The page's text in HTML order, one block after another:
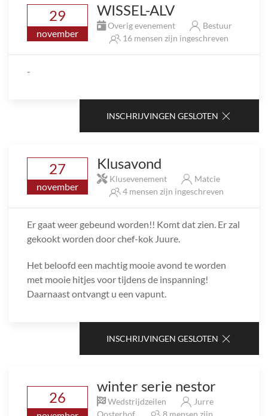
29
november
WISSEL-ALV
Overig evenement
Bestuur
16 mensen zijn ingeschreven
-
INSCHRIJVINGEN GESLOTEN
27
november
Klusavond
Klusevenement
Matcie
4 mensen zijn ingeschreven
Er gaat weer gebeund worden!! Komt dat zien. Er zal
gekookt worden door chef-kok Juure.
Het beloofd een machtig mooie avond te worden
met mooie hitjes voor tijdens de inspanning!
Daarnaast ontvangt u een vapunt.
INSCHRIJVINGEN GESLOTEN
26
winter serie nestor
Wedstrijdzeilen
Jurre